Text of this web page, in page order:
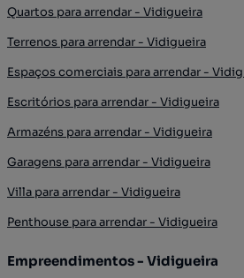
Quartos para arrendar - Vidigueira
Terrenos para arrendar - Vidigueira
Espaços comerciais para arrendar -
Escritórios para arrendar - Vidigueira
Armazéns para arrendar - Vidigueira
Garagens para arrendar - Vidigueira
Villa para arrendar - Vidigueira
Penthouse para arrendar - Vidigueira
Empreendimentos - Vidigueira